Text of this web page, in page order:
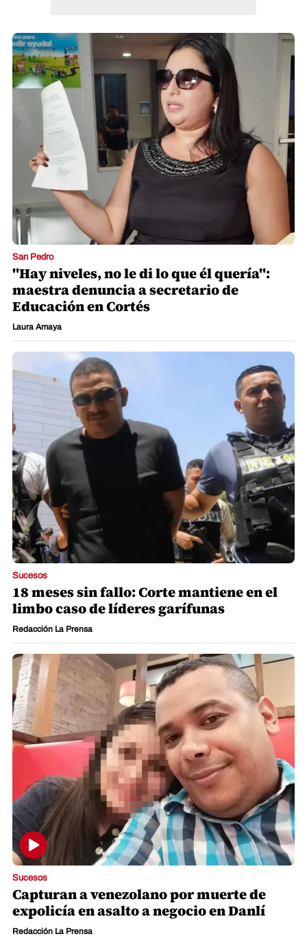
San Pedro
"Hay niveles, no le di lo que él quería":
maestra denuncia a secretario de
Educación en Cortés
Laura Amaya
Sucesos
18 meses sin fallo: Corte mantiene en el
limbo caso de líderes garífunas
Redacción La Prensa
Sucesos
Capturan a venezolano por muerte de
expolicía en asalto a negocio en Danlí
Redacción La Prensa